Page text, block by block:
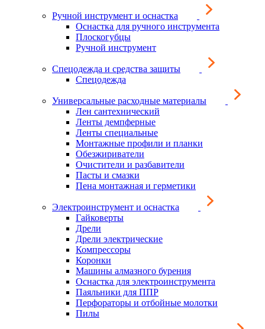
Ручной инструмент и оснастка
Оснастка для ручного инструмента
Плоскогубцы
Ручной инструмент
Спецодежда и средства защиты
Спецодежда
Универсальные расходные материалы
Лен сантехнический
Ленты демпферные
Ленты специальные
Монтажные профили и планки
Обезжириватели
Очистители и разбавители
Пасты и смазки
Пена монтажная и герметики
Электроинструмент и оснастка
Гайковерты
Дрели
Дрели электрические
Компрессоры
Коронки
Машины алмазного бурения
Оснастка для электроинструмента
Паяльники для ППР
Перфораторы и отбойные молотки
Пилы